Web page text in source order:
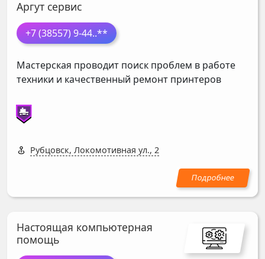
Аргут сервис
+7 (38557) 9-44..**
Мастерская проводит поиск проблем в работе
техники и качественный ремонт принтеров
Рубцовск, Локомотивная ул., 2
Настоящая компьютерная
помощь